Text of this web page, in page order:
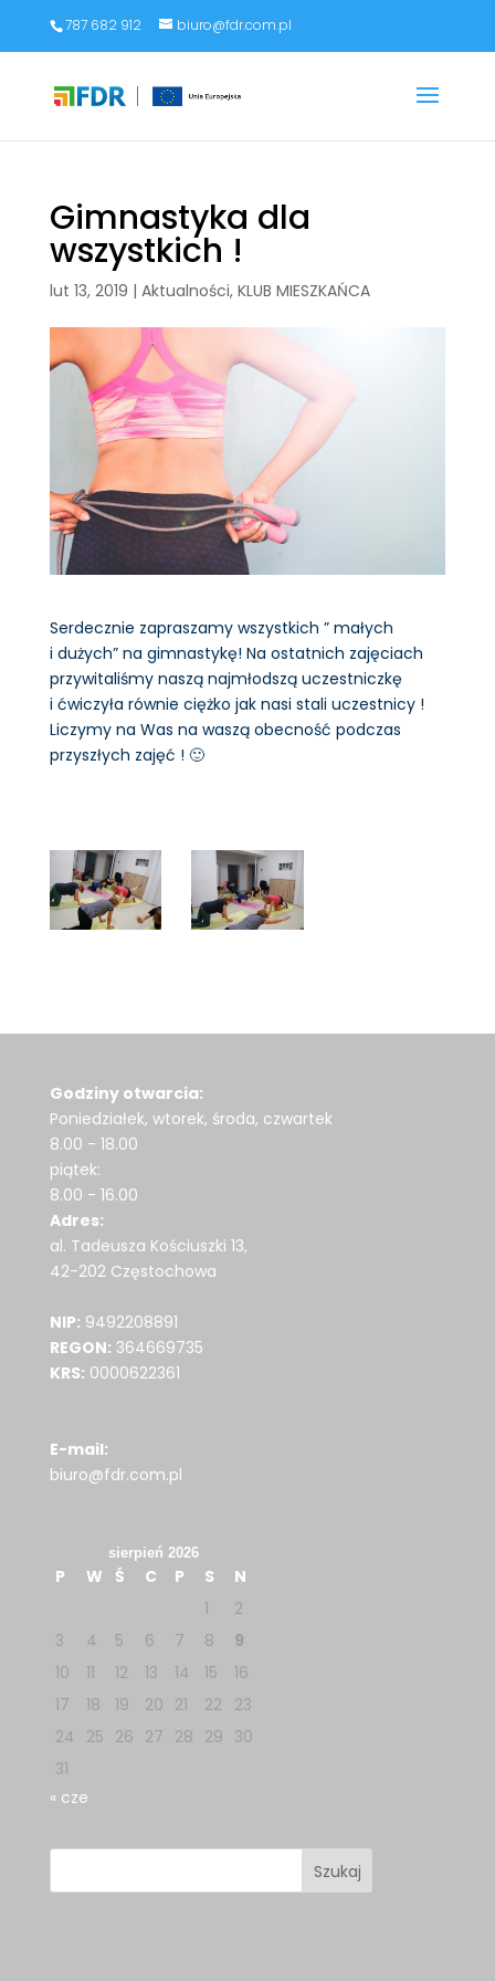
787 682 912 biuro@fdr.com.pl
Gimnastyka dla
wszystkich !
lut 13, 2019 | Aktualności, KLUB MIESZKAŃCA
Serdecznie zapraszamy wszystkich ” małych
i dużych” na gimnastykę! Na ostatnich zajęciach
przywitaliśmy naszą najmłodszą uczestniczkę
i ćwiczyła równie ciężko jak nasi stali uczestnicy !
Liczymy na Was na waszą obecność podczas
przyszłych zajęć ! 🙂
Godziny otwarcia:
Poniedziałek, wtorek, środa, czwartek
8.00 - 18.00
piątek:
8.00 - 16.00
Adres:
al. Tadeusza Kościuszki 13,
42-202 Częstochowa
NIP: 9492208891
REGON: 364669735
KRS: 0000622361
E-mail:
biuro@fdr.com.pl
sierpień 2026
P W Ś C P S
N
1
2
3
4 5 6 7 8
9
10
11 12 13 14 15
16
17
18 19 20 21 22
23
24 25 26 27 28 29 30
31
« cze